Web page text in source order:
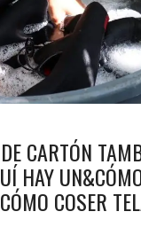
CARTÓN
HAY
COSER